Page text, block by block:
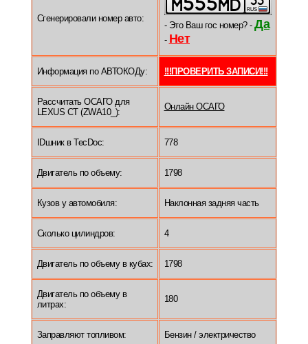
Сгенерировали номер авто:
- Это Ваш гос номер? - Да
- Нет
Информация по АВТОКОДу: !!!ПРОВЕРИТЬ ЗАПИСИ!!!
Рассчитать ОСАГО для
LEXUS CT (ZWA10_):
Онлайн ОСАГО
IDшник в TecDoc: 778
Двигатель по объему: 1798
Кузов у автомобиля: Наклонная задняя часть
Сколько цилиндров: 4
Двигатель по объему в кубах: 1798
Двигатель по объему в
литрах:
180
Заправляют топливом: Бензин / электричество